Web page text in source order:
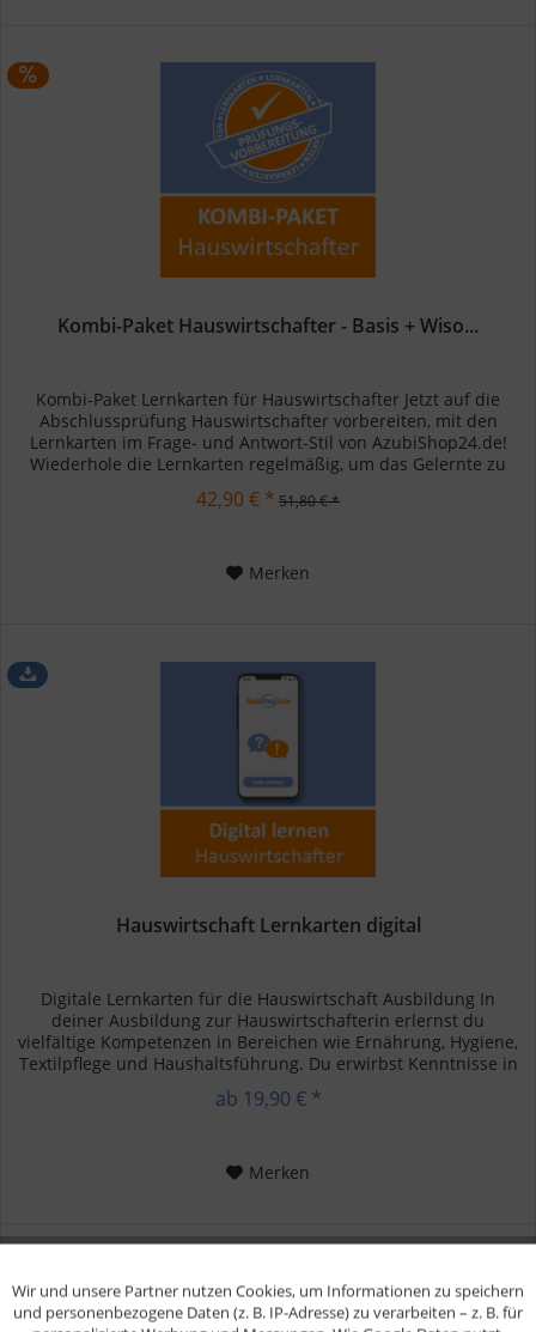
Kombi-Paket Hauswirtschafter - Basis + Wiso...
Kombi-Paket Lernkarten für Hauswirtschafter Jetzt auf die
Abschlussprüfung Hauswirtschafter vorbereiten, mit den
Lernkarten im Frage- und Antwort-Stil von AzubiShop24.de!
Wiederhole die Lernkarten regelmäßig, um das Gelernte zu
festigen....
42,90 € * 51,80 € *
Merken
Hauswirtschaft Lernkarten digital
Digitale Lernkarten für die Hauswirtschaft Ausbildung In
deiner Ausbildung zur Hauswirtschafterin erlernst du
vielfältige Kompetenzen in Bereichen wie Ernährung, Hygiene,
Textilpflege und Haushaltsführung. Du erwirbst Kenntnisse in
ab 19,90 € *
Merken
Funktionale Aktiv
Wir und unsere Partner nutzen Cookies, um Informationen zu speichern
und personenbezogene Daten (z. B. IP-Adresse) zu verarbeiten – z. B. für